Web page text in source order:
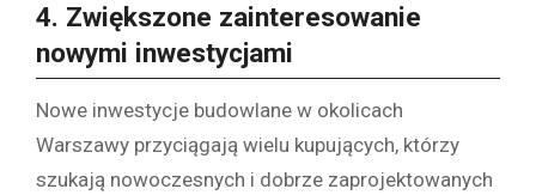
4. Zwiększone zainteresowanie
nowymi inwestycjami
Nowe inwestycje budowlane w okolicach
Warszawy przyciągają wielu kupujących, którzy
szukają nowoczesnych i dobrze zaprojektowanych